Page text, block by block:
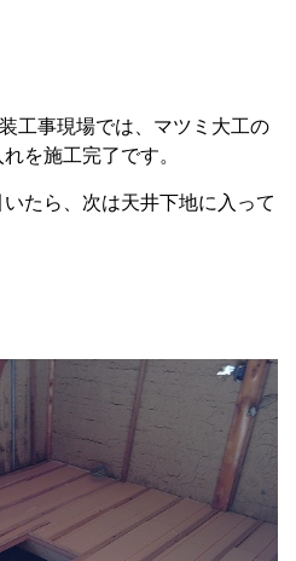
工事現場では、マツミ大工の
を施工完了です。
たら、次は天井下地に入って